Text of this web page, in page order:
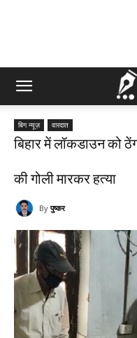
बिग न्यूज़ वारदात
बिहार में लॉकडाउन को
की गोली मारकर हत्या
By पुष्कर